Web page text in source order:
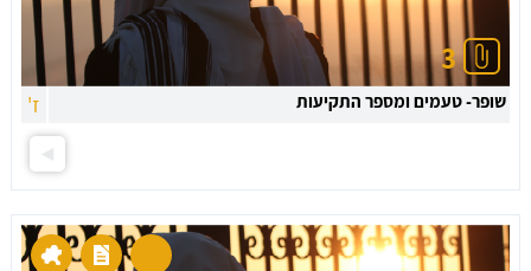
3
שופר- טעמים ומספר התקיעות ז'